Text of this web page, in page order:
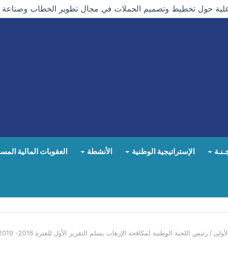
حول تخطيط وتصميم الحملات في مجال تطوير الخطاب وصناعة
الإستراتيجية الوطنية الأنشطة العقوبات المالية
/